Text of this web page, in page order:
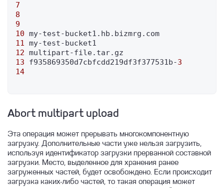
7
8
9
10
11
12
13 f935869350d7cbfcdd219df3f377531b-3
14
Abort multipart upload
Эта операция может прерывать многокомпонентную
загрузку. Дополнительные части уже нельзя загрузить,
используя идентификатор загрузки прерванной составной
загрузки. Место, выделенное для хранения ранее
загруженных частей, будет освобождено. Если происходит
загрузка каких-либо частей, то такая операция может